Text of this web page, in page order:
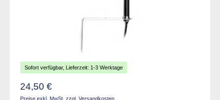
Sofort verfügbar, Lieferzeit: 1-3 Werktage
Regulärer Preis:
24,50 €
Preise exkl. MwSt. zzgl. Versandkosten